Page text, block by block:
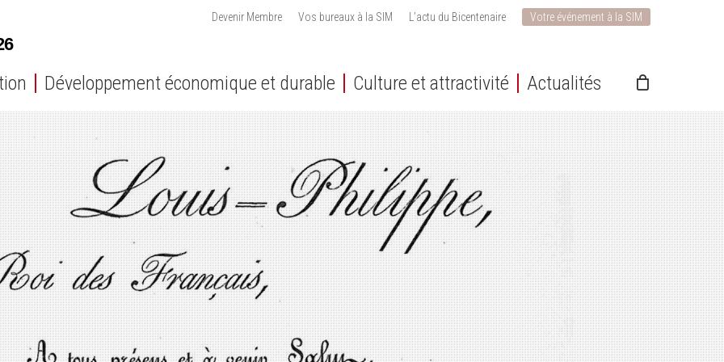
Devenir Membre Vos bureaux à la SIM L’actu du Bicentenaire Votre événement à la SIM
Développement économique et durable Culture et attractivité Actualités